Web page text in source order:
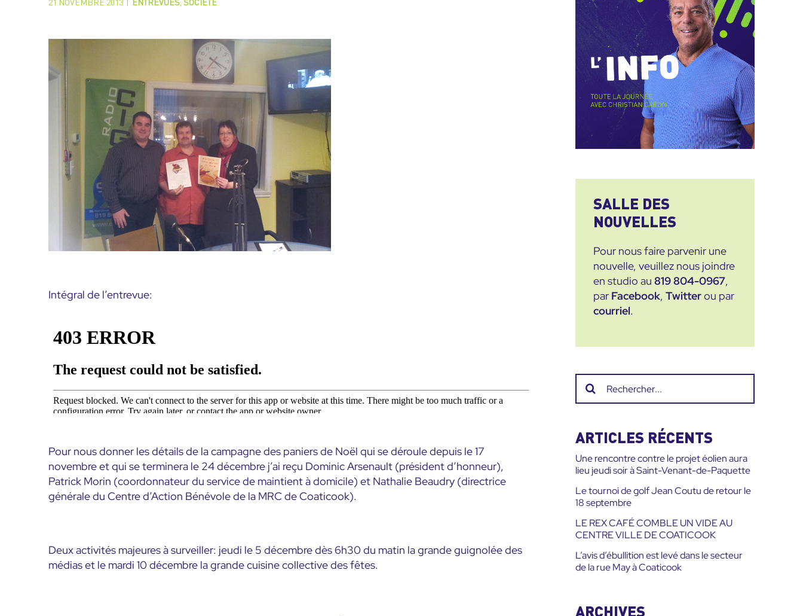
21 NOVEMBRE 2013 ENTREVUES, SOCIÉTÉ
Intégral de l’entrevue:
Pour nous donner les détails de la campagne des paniers de Noël qui se déroule depuis le 17
novembre et qui se terminera le 24 décembre j’ai reçu Dominic Arsenault (président d’honneur),
Patrick Morin (coordonnateur du service de maintient à domicile) et Nathalie Beaudry (directrice
générale du Centre d’Action Bénévole de la MRC de Coaticook).
Deux activités majeures à surveiller: jeudi le 5 décembre dès 6h30 du matin la grande guignolée des
médias et le mardi 10 décembre la grande cuisine collective des fêtes.
SALLE DES
NOUVELLES
Pour nous faire parvenir une
nouvelle, veuillez nous joindre
en studio au819 804-0967,
par Facebook,Twitterou par
courriel.
Recherche
site
:
ARTICLES RÉCENTS
Une rencontre contre le projet éolien aura
lieu jeudi soir à Saint-Venant-de-Paquette
Le tournoi de golf Jean Coutu de retour le
18 septembre
LE REX CAFÉ COMBLE UN VIDE AU
CENTRE VILLE DE COATICOOK
L’avis d’ébullition est levé dans le secteur
de la rue May à Coaticook